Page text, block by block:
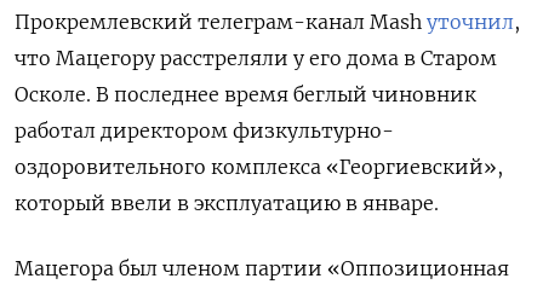
Прокремлевский телеграм-канал Mash уточнил,
что Мацегору расстреляли у его дома в Старом
Осколе. В последнее время беглый чиновник
работал директором физкультурно-
оздоровительного комплекса «Георгиевский»,
который ввели в эксплуатацию в январе.
Мацегора был членом партии «Оппозиционная